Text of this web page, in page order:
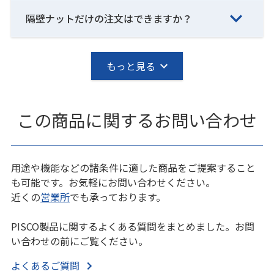
隔壁ナットだけの注文はできますか？
もっと見る
この商品に関するお問い合わせ
用途や機能などの諸条件に適した商品をご提案すること
も可能です。お気軽にお問い合わせください。
近くの営業所でも承っております。
PISCO製品に関するよくある質問をまとめました。お問
い合わせの前にご覧ください。
よくあるご質問